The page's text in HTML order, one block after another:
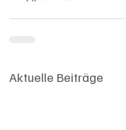
Aktuelle Beiträge